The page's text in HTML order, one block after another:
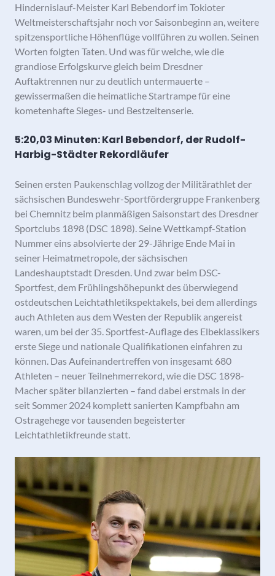
Hindernislauf-Meister Karl Bebendorf im Tokioter
Weltmeisterschaftsjahr noch vor Saisonbeginn an, weitere
spitzensportliche Höhenflüge vollführen zu wollen. Seinen
Worten folgten Taten. Und was für welche, wie die
grandiose Erfolgskurve gleich beim Dresdner
Auftaktrennen nur zu deutlich untermauerte –
gewissermaßen die heimatliche Startrampe für eine
kometenhafte Sieges- und Bestzeitenserie.
5:20,03 Minuten: Karl Bebendorf, der Rudolf-
Harbig-Städter Rekordläufer
Seinen ersten Paukenschlag vollzog der Militärathlet der
sächsischen Bundeswehr-Sportfördergruppe Frankenberg
bei Chemnitz beim planmäßigen Saisonstart des Dresdner
Sportclubs 1898 (DSC 1898). Seine Wettkampf-Station
Nummer eins absolvierte der 29-Jährige Ende Mai in
seiner Heimatmetropole, der sächsischen
Landeshauptstadt Dresden. Und zwar beim DSC-
Sportfest, dem Frühlingshöhepunkt des überwiegend
ostdeutschen Leichtathletikspektakels, bei dem allerdings
auch Athleten aus dem Westen der Republik angereist
waren, um bei der 35. Sportfest-Auflage des Elbeklassikers
erste Siege und nationale Qualifikationen einfahren zu
können. Das Aufeinandertreffen von insgesamt 680
Athleten – neuer Teilnehmerrekord, wie die DSC 1898-
Macher später bilanzierten – fand dabei erstmals in der
seit Sommer 2024 komplett sanierten Kampfbahn am
Ostragehege vor tausenden begeisterter
Leichtathletikfreunde statt.